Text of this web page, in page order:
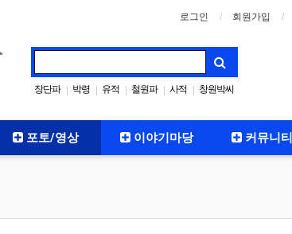
로그인 회원가입
장단파 | 박령 | 유적 | 철원파 | 사적 | 창원박씨
포토/영상 이야기마당 커뮤니티